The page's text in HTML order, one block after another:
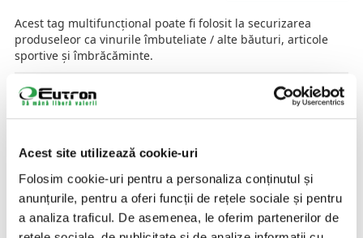
Acest site utilizează cookie-uri
Folosim cookie-uri pentru a personaliza conținutul și
anunțurile, pentru a oferi funcții de rețele sociale și pentru
a analiza traficul. De asemenea, le oferim partenerilor de
PROCESE NUMERAR
IDENTIFICARE AUTOMATĂ PRODUSE,
DOCUMENTE IDENTIFICARE & PERSOANE
Acest tag multifuncțional poate fi folosit la securizarea
produseleor ca vinurile îmbuteliate / alte băuturi, articole
sportive și îmbrăcăminte.
AI NEVOIE DE O SOLUTIE SPECIFICA INDUSTRIEI TALE?
CONTACTEAZA-NE